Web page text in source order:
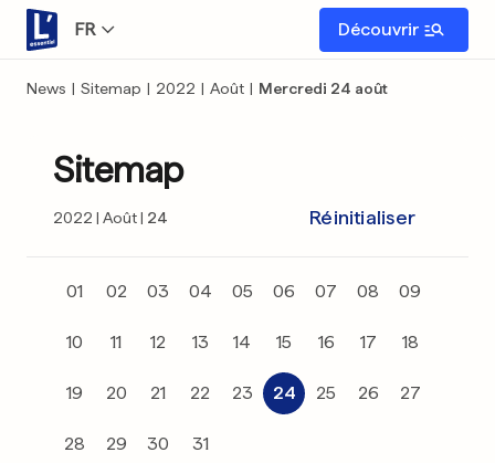
FR Découvrir
News | Sitemap | 2022 | Août | Mercredi 24 août
Sitemap
2022 Août 24 Réinitialiser
01 02 03 04 05 06 07 08 09
10 11 12 13 14 15 16 17 18
19 20 21 22 23 24 25 26 27
28 29 30 31